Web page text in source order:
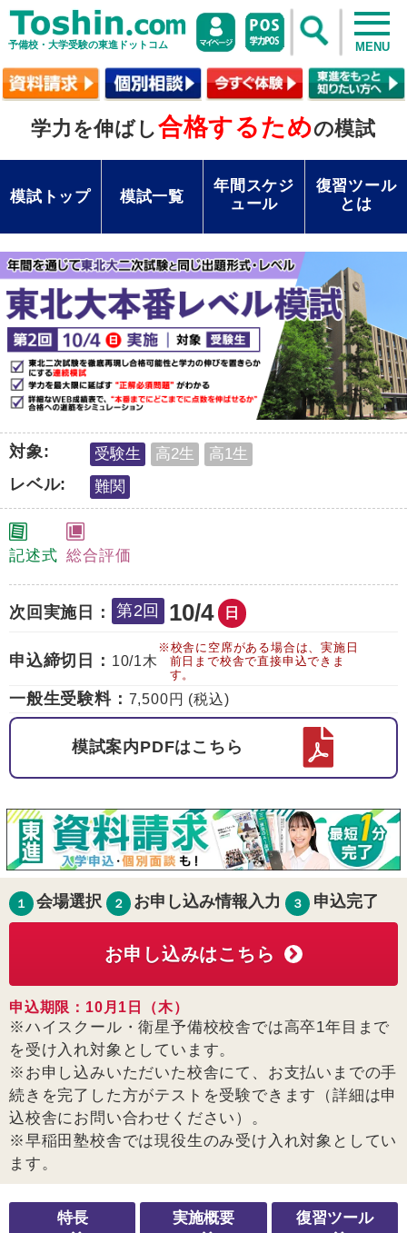
予備校・大学受験の東進ドットコム MENU
学力を伸ばし合格するための模試
模試トップ 模試一覧
年間スケジ
ュール
復習ツール
とは
対象: 受験生 高2生 高1生
レベル: 難関
記述式 総合評価
次回実施日： 第2回 10/4 日
申込締切日： 10/1木
※校舎に空席がある場合は、実施日
前日まで校舎で直接申込できま
す。
一般生受験料： 7,500円 (税込)
模試案内PDFはこちら
１ 会場選択 ２ お申し込み情報入力 ３ 申込完了
お申し込みはこちら
申込期限：10月1日（木）
※ハイスクール・衛星予備校校舎では高卒1年目まで
を受け入れ対象としています。
※お申し込みいただいた校舎にて、お支払いまでの手
続きを完了した方がテストを受験できます（詳細は申
込校舎にお問い合わせください）。
※早稲田塾校舎では現役生のみ受け入れ対象としてい
ます。
特長 実施概要 復習ツール